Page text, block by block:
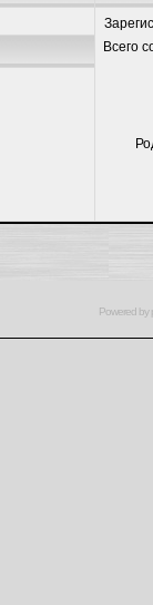
Всего
Powered by